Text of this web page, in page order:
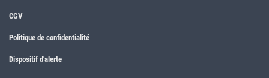
CGV
Politique de confidentialité
Dispositif d'alerte